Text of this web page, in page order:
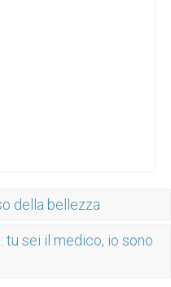
della bellezza
tu sei il medico, io sono